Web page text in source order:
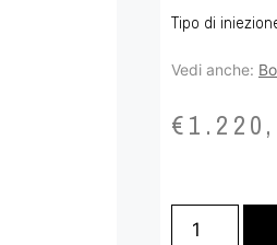
Tipo di
Vedi anche:
€